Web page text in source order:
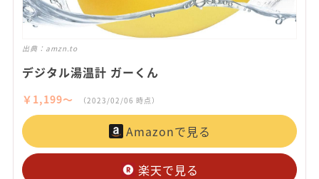
出典： amzn.to
デジタル湯温計 ガーくん
￥1,199〜 （2023/02/06 時点）
Amazonで見る
楽天で見る